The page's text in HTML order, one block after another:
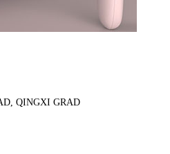
QINGXI GRAD